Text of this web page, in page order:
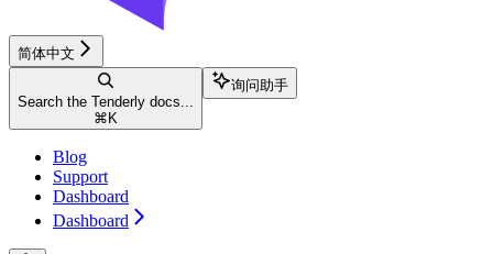
简体中文
Search the Tenderly docs...
⌘ K
询问助手
Blog
Support
Dashboard
Dashboard